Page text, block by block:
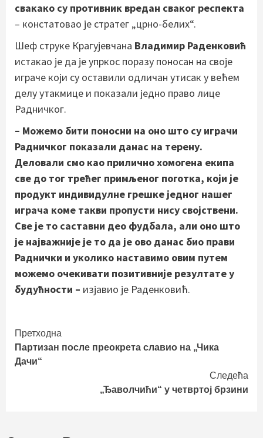
свакако су противник вредан сваког респекта
– констатовао је стратег „црно-белих“.
Шеф струке Крагујевчана Владимир Раденковић
истакао је да је упркос поразу поносан на своје
играче који су оставили одличан утисак у већем
делу утакмице и показали једно право лице
Радничког.
– Можемо бити поносни на оно што су играчи
Радничког показали данас на терену.
Деловали смо као прилично хомогена екипа
све до тог трећег примљеног поготка, који је
продукт индивидулне грешке једног нашег
играча коме такви пропусти нису својствени.
Све је то саставни део фудбала, али оно што
је најважније је то да је ово данас био прави
Раднички и уколико наставимо овим путем
можемо очекивати позитивније резултате у
будућности – изјавио је Раденковић.
Continue
Reading
Претходна
Партизан после преокрета славио на „Чика
Дачи“
Следећа
„Ђаволчићи“ у четвртој брзини